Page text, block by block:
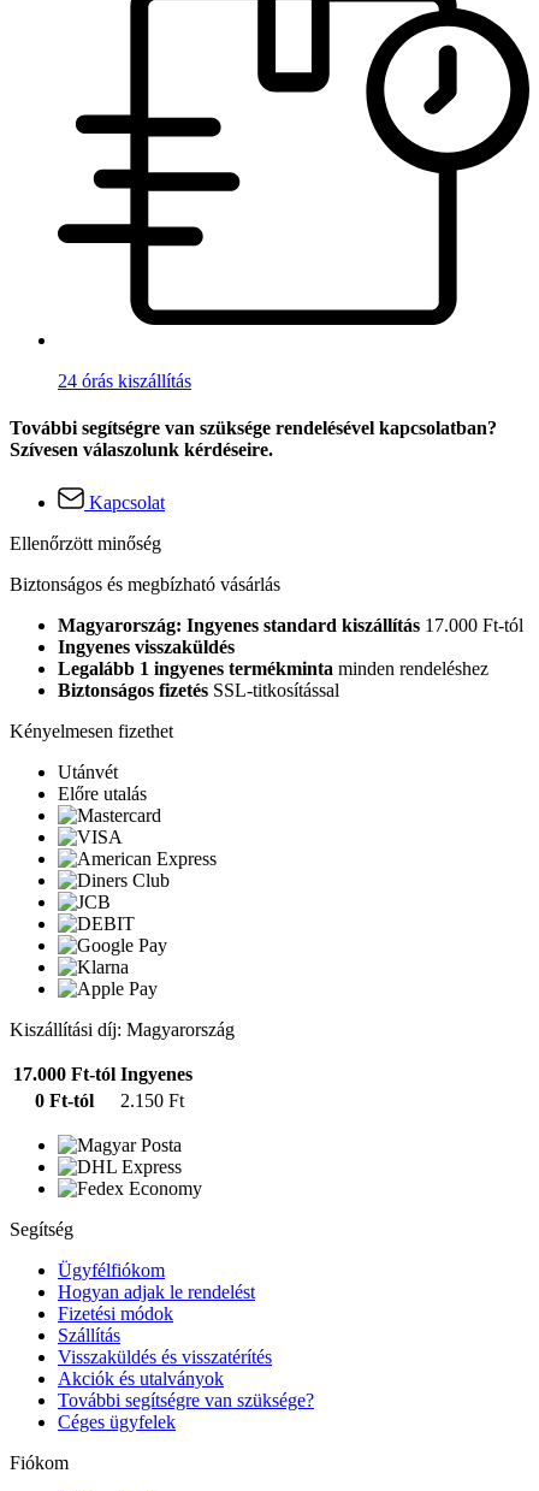
24 órás kiszállítás
További segítségre van szüksége rendelésével kapcsolatban?
Szívesen válaszolunk kérdéseire.
Kapcsolat
Ellenőrzött minőség
Biztonságos és megbízható vásárlás
Magyarország: Ingyenes standard kiszállítás 17.000 Ft-tól
Ingyenes visszaküldés
Legalább 1 ingyenes termékminta minden rendeléshez
Biztonságos fizetés SSL-titkosítással
Kényelmesen fizethet
Utánvét
Előre utalás
Kiszállítási díj: Magyarország
17.000 Ft-tól Ingyenes
0 Ft-tól
2.150 Ft
Segítség
Ügyfélfiókom
Hogyan adjak le rendelést
Fizetési módok
Szállítás
Visszaküldés és visszatérítés
Akciók és utalványok
További segítségre van szüksége?
Céges ügyfelek
Fiókom